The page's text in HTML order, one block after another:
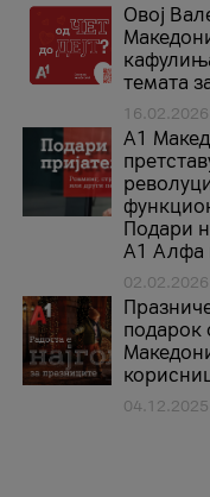
Овој
темата
16.02.2026
А1
Подари
А1 Алфа
02.02.2026
подарок
04.12.2025